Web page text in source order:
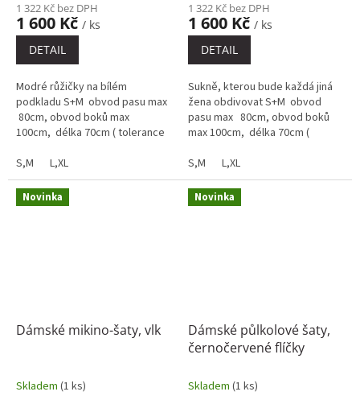
1 322 Kč bez DPH
1 600 Kč / ks
DETAIL
Modré růžičky na bílém
podkladu S+M obvod pasu max
80cm, obvod boků max
100cm, délka 70cm ( tolerance
100cm, obvod...
S,M L,XL
1 322 Kč bez DPH
1 600 Kč / ks
DETAIL
Sukně, kterou bude každá jiná
žena obdivovat​ S+M obvod
pasu max 80cm, obvod boků
max 100cm, délka 70cm (
pasu max 100cm,...
S,M L,XL
Novinka
Dámské mikino-šaty, vlk
Skladem (1 ks)
Novinka
Dámské půlkolové šaty,
černočervené flíčky
Skladem (1 ks)